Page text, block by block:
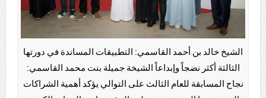
الشيخ خالد بن أحمد القاسمي: التطبيقات المساندة في دورتها
الثالثة أكثر نضجاً وإبداعاً الشيخة جميلة بنت محمد القاسمي:
نجاح المسابقة للعام الثالث على التوالي يؤكد أهمية الشراكات